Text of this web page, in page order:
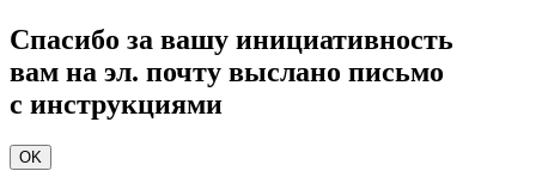
Спасибо за вашу инициативность
вам на эл. почту выслано письмо
с инструкциями
ОK